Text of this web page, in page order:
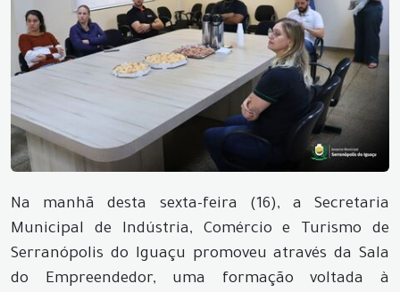
Na manhã desta sexta-feira (16), a Secretaria
Municipal de Indústria, Comércio e Turismo de
Serranópolis do Iguaçu promoveu através da Sala
do Empreendedor, uma formação voltada à